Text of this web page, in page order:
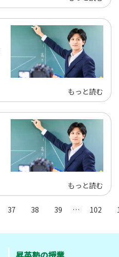
もっと読む
もっと読む
37 38 39 … 102